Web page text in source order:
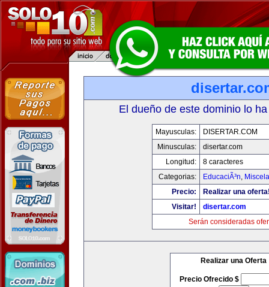
El dueño de este dominio lo
Mayusculas:
DISERTAR.COM
Minusculas:
disertar.com
Longitud:
8 caracteres
Categorias:
EducaciÃ³n,
Precio:
Realizar una
Visitar!
disertar.com
Serán consideradas
Realizar una Oferta
Precio Ofrecido $